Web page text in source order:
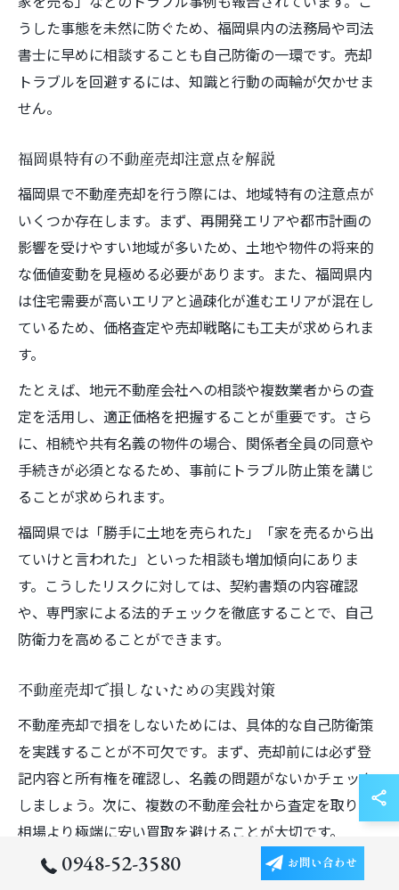
うした事態を未然に防ぐため、福岡県内の法務局や司法
書士に早めに相談することも自己防衛の一環です。売却
トラブルを回避するには、知識と行動の両輪が欠かせま
せん。
福岡県特有の不動産売却注意点を解説
福岡県で不動産売却を行う際には、地域特有の注意点が
いくつか存在します。まず、再開発エリアや都市計画の
影響を受けやすい地域が多いため、土地や物件の将来的
な価値変動を見極める必要があります。また、福岡県内
は住宅需要が高いエリアと過疎化が進むエリアが混在し
ているため、価格査定や売却戦略にも工夫が求められま
す。
たとえば、地元不動産会社への相談や複数業者からの査
定を活用し、適正価格を把握することが重要です。さら
に、相続や共有名義の物件の場合、関係者全員の同意や
手続きが必須となるため、事前にトラブル防止策を講じ
ることが求められます。
福岡県では「勝手に土地を売られた」「家を売るから出
ていけと言われた」といった相談も増加傾向にありま
す。こうしたリスクに対しては、契約書類の内容確認
や、専門家による法的チェックを徹底することで、自己
防衛力を高めることができます。
不動産売却で損しないための実践対策
不動産売却で損をしないためには、具体的な自己防衛策
を実践することが不可欠です。まず、売却前には必ず登
記内容と所有権を確認し、名義の問題がないかチェック
しましょう。次に、複数の不動産会社から査定を取り、
相場より極端に安い買取を避けることが大切です。
また、売却の意思決定が家族全員の合意に基づいている
0948-52-3580 お問い合わせ